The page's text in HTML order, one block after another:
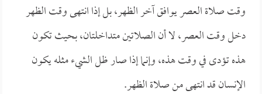
وقت صلاة العصر يوافق آخر الظهر، بل إذا انتهى وقت الظهر
دخل وقت العصر، لا أن الصلاتين متداخلتان، بحيث تكون
هذه تؤدى في وقت هذه، وإنما إذا صار ظل الشيء مثله يكون
الإنسان قد انتهى من صلاة الظهر.